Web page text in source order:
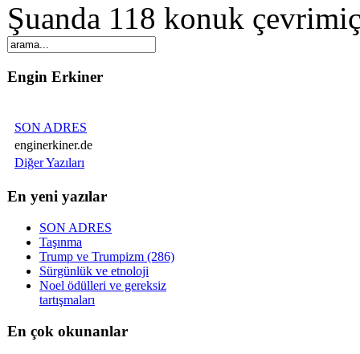
Şuanda 118 konuk
Engin Erkiner
SON ADRES
enginerkiner.de
Diğer Yazıları
En yeni yazılar
SON ADRES
Taşınma
Trump ve Trumpizm (286)
Sürgünlük ve etnoloji
Noel ödülleri ve gereksiz
tartışmaları
En çok okunanlar